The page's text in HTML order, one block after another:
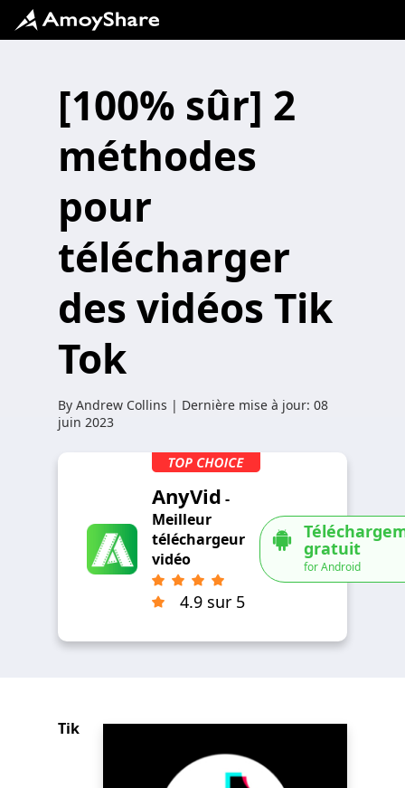
[100% sûr] 2
méthodes
pour
télécharger
des vidéos Tik
Tok
By Andrew Collins | Dernière mise à jour: 08
juin 2023
AnyVid -
Meilleur
téléchargeur
vidéo
4.9 sur 5
gratuit
for Android
Tik